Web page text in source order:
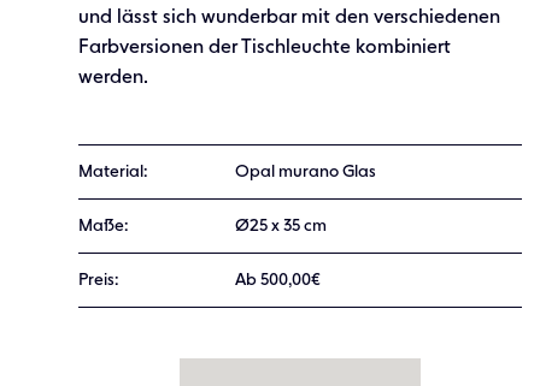
und lässt sich wunderbar mit den verschiedenen
Farbversionen der Tischleuchte kombiniert
werden.
Material: Opal murano Glas
Maße: Ø25 x 35 cm
Preis: Ab 500,00€